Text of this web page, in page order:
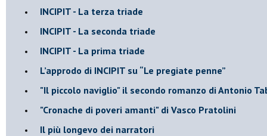
INCIPIT - La terza triade
INCIPIT - La seconda triade
INCIPIT - La prima triade
L’approdo di INCIPIT su “Le pregiate penne”
​"Il piccolo naviglio" il secondo romanzo di Antonio
​"Cronache di poveri amanti" di Vasco Pratolini
​Il più longevo dei narratori